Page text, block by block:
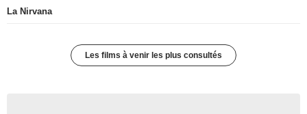
La Nirvana
Les films à venir les plus consultés